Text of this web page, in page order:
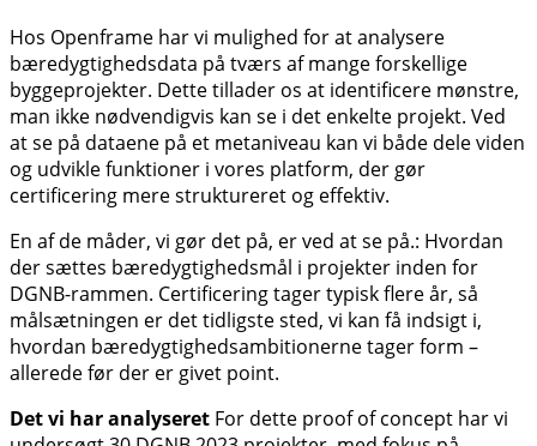
Hos Openframe har vi mulighed for at analysere
bæredygtighedsdata på tværs af mange forskellige
byggeprojekter. Dette tillader os at identificere mønstre,
man ikke nødvendigvis kan se i det enkelte projekt. Ved
at se på dataene på et metaniveau kan vi både dele viden
og udvikle funktioner i vores platform, der gør
certificering mere struktureret og effektiv.
En af de måder, vi gør det på, er ved at se på.: Hvordan
der sættes bæredygtighedsmål i projekter inden for
DGNB-rammen. Certificering tager typisk flere år, så
målsætningen er det tidligste sted, vi kan få indsigt i,
hvordan bæredygtighedsambitionerne tager form –
allerede før der er givet point.
Det vi har analyseret For dette proof of concept har vi